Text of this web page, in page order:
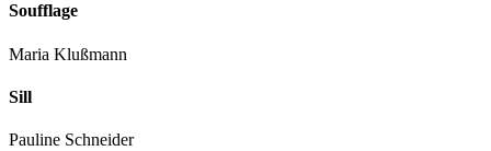
Soufflage
Maria Klußmann
Sill
Pauline Schneider